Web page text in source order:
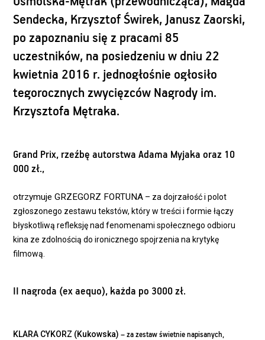
Sendecka, Krzysztof Świrek, Janusz Zaorski,
po zapoznaniu się z pracami 85
uczestników, na posiedzeniu w dniu 22
kwietnia 2016 r. jednogłośnie ogłosiło
tegorocznych zwycięzców Nagrody im.
Krzysztofa Mętraka.
Grand Prix, rzeźbę autorstwa Adama Myjaka oraz 10
000 zł.,
otrzymuje GRZEGORZ FORTUNA – za dojrzałość i polot
zgłoszonego zestawu tekstów, który w treści i formie łączy
błyskotliwą refleksję nad fenomenami społecznego odbioru
kina ze zdolnością do ironicznego spojrzenia na krytykę
filmową.
II nagroda (ex aequo), każda po 3000 zł.
KLARA CYKORZ (Kukowska) – za zestaw świetnie napisanych,